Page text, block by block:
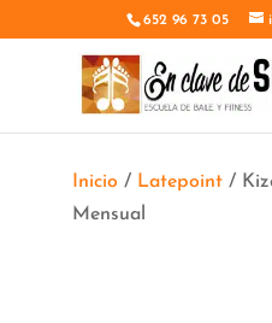
652 96 73 05
Inicio / Latepoint/
Mensual